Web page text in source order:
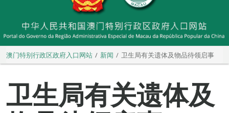
澳门特别行政区政府入口网站 新闻 卫生局有关遗体及物品待领启事
卫生局有关遗体及